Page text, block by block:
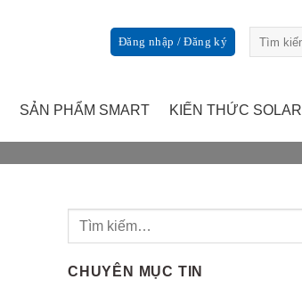
Đăng nhập / Đăng ký
SẢN PHẨM SMART KIẾN THỨC SOLAR
CHUYÊN MỤC TIN